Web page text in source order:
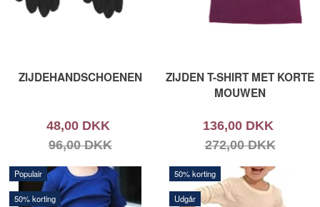
ZIJDEHANDSCHOENEN
48,00 DKK
96,00 DKK
ZIJDEN T-SHIRT MET KORTE
MOUWEN
136,00 DKK
272,00 DKK
Populair
50% korting
50% korting
Udgår